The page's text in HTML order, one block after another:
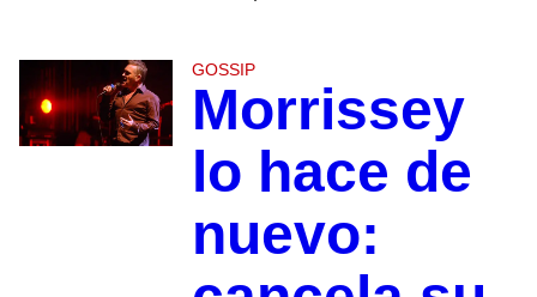
GOSSIP
Morrissey
lo hace de
nuevo: